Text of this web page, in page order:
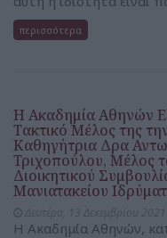
περισσότερα
Η Ακαδημία Αθηνών
Τακτικό Μέλος της
Καθηγήτρια Δρα
Τριχοπούλου, Μέλος
Διοικητικού
Μανιατακείου
Η Ακαδημία Αθηνών,